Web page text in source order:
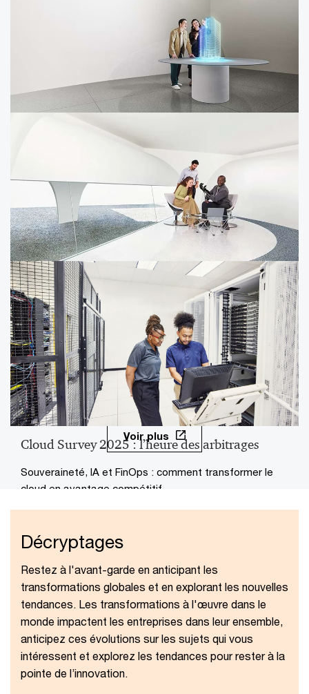
Une IA conçue pour la performance
Nous maîtrisons votre environnement métier pour vous
permettre de déployer l'IA au service de votre
entreprise.
Nos alliances technologiques pour accélérer vos
projets
Nous travaillons avec les grands acteurs et les pépites
de la tech pour vous permettre l'agilité d’une startup, le
passage à l'échelle d'un géant.
Cloud Survey 2025 : l’heure des arbitrages
Souveraineté, IA et FinOps : comment transformer le
cloud en avantage compétitif
Voir plus
Décryptages
Restez à l'avant-garde en anticipant les
transformations globales et en explorant les nouvelles
tendances. Les transformations à l'œuvre dans le
monde impactent les entreprises dans leur ensemble,
anticipez ces évolutions sur les sujets qui vous
intéressent et explorez les tendances pour rester à la
pointe de l’innovation.